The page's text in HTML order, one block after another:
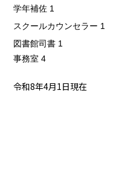
学年補佐 1
スクールカウンセラー 1
図書館司書 1
事務室 4
令和8年4月1日現在